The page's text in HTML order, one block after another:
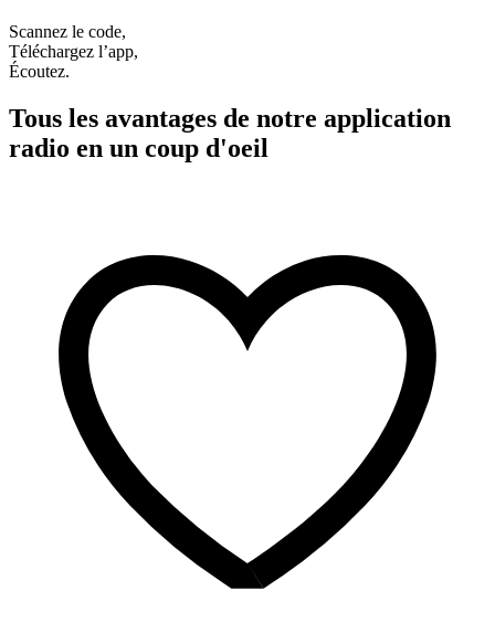
Scannez le code,
Téléchargez l’app,
Écoutez.
Tous les avantages de notre application
radio en un coup d'oeil